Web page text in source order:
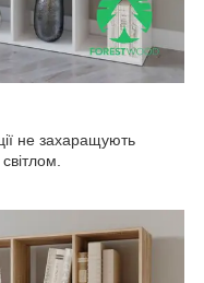
не захаращують